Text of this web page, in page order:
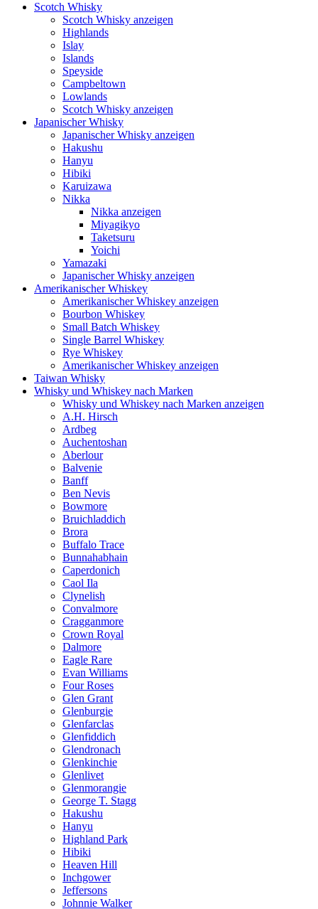
Scotch Whisky
Scotch Whisky anzeigen
Highlands
Islay
Islands
Speyside
Campbeltown
Lowlands
Scotch Whisky anzeigen
Japanischer Whisky
Japanischer Whisky anzeigen
Hakushu
Hanyu
Hibiki
Karuizawa
Nikka
Nikka anzeigen
Miyagikyo
Taketsuru
Yoichi
Yamazaki
Japanischer Whisky anzeigen
Amerikanischer Whiskey
Amerikanischer Whiskey anzeigen
Bourbon Whiskey
Small Batch Whiskey
Single Barrel Whiskey
Rye Whiskey
Amerikanischer Whiskey anzeigen
Taiwan Whisky
Whisky und Whiskey nach Marken
Whisky und Whiskey nach Marken anzeigen
A.H. Hirsch
Ardbeg
Auchentoshan
Aberlour
Balvenie
Banff
Ben Nevis
Bowmore
Bruichladdich
Brora
Buffalo Trace
Bunnahabhain
Caperdonich
Caol Ila
Clynelish
Convalmore
Cragganmore
Crown Royal
Dalmore
Eagle Rare
Evan Williams
Four Roses
Glen Grant
Glenburgie
Glenfarclas
Glenfiddich
Glendronach
Glenkinchie
Glenlivet
Glenmorangie
George T. Stagg
Hakushu
Hanyu
Highland Park
Hibiki
Heaven Hill
Inchgower
Jeffersons
Johnnie Walker